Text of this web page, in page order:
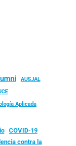
AUSJAL
Aplicada
COVID-19
contra la